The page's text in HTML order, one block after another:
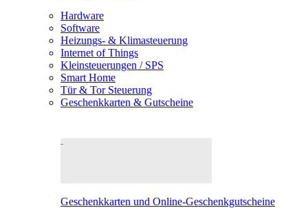
Hardware
Software
Heizungs- & Klimasteuerung
Internet of Things
Kleinsteuerungen / SPS
Smart Home
Tür & Tor Steuerung
Geschenkkarten & Gutscheine
Geschenkkarten und Online-Geschenkgutscheine